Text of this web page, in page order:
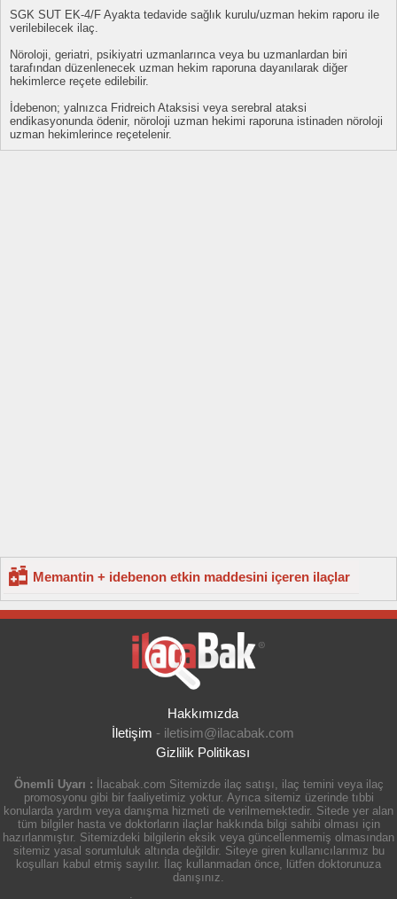
SGK SUT EK-4/F Ayakta tedavide sağlık kurulu/uzman hekim raporu ile
verilebilecek ilaç.
Nöroloji, geriatri, psikiyatri uzmanlarınca veya bu uzmanlardan biri
tarafından düzenlenecek uzman hekim raporuna dayanılarak diğer
hekimlerce reçete edilebilir.
İdebenon; yalnızca Fridreich Ataksisi veya serebral ataksi
endikasyonunda ödenir, nöroloji uzman hekimi raporuna istinaden nöroloji
uzman hekimlerince reçetelenir.
Memantin + idebenon etkin maddesini içeren ilaçlar
Hakkımızda
İletişim - iletisim@ilacabak.com
Gizlilik Politikası
Önemli Uyarı : İlacabak.com Sitemizde ilaç satışı, ilaç temini veya ilaç
promosyonu gibi bir faaliyetimiz yoktur. Ayrıca sitemiz üzerinde tıbbi
konularda yardım veya danışma hizmeti de verilmemektedir. Sitede yer alan
tüm bilgiler hasta ve doktorların ilaçlar hakkında bilgi sahibi olması için
hazırlanmıştır. Sitemizdeki bilgilerin eksik veya güncellenmemiş olmasından
sitemiz yasal sorumluluk altında değildir. Siteye giren kullanıcılarımız bu
koşulları kabul etmiş sayılır. İlaç kullanmadan önce, lütfen doktorunuza
danışınız.